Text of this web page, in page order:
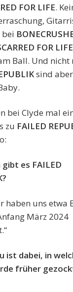
FOR LIFE.
bei
FOR LIFE
Ball. Und nicht
sind
bei Clyde mal
zu FAILED
es FAILED
haben uns etwa
März 2024
ist dabei, in
früher